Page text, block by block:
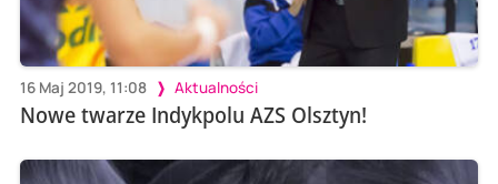
16 Maj 2019, 11:08 Aktualności
Nowe twarze Indykpolu AZS Olsztyn!